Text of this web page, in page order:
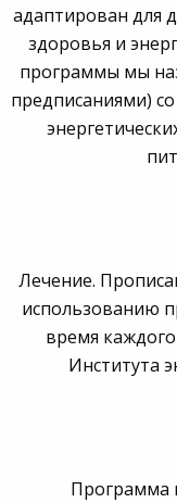
адаптирован для
здоровья и
программы мы
предписаниями)
Лечение.
использованию
время
Института
Программа